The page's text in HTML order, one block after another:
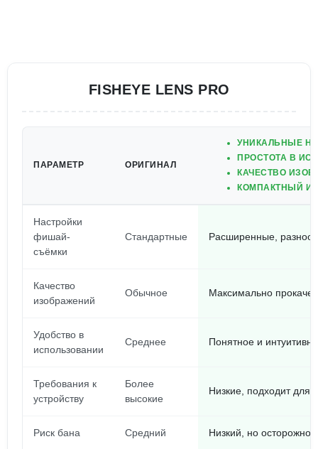
FISHEYE LENS PRO
ПАРАМЕТР ОРИГИНАЛ
УНИКАЛЬНЫЕ
ПРОСТОТА В
КАЧЕСТВО
КОМПАКТНЫЙ И
Настройки
фишай-
съёмки
Стандартные Расширенные,
Качество
изображений
Обычное Максимально
Удобство в
использовании
Среднее Понятное и
Требования к
устройству
Более
высокие
Низкие, подходит для
Риск бана Средний Низкий, но